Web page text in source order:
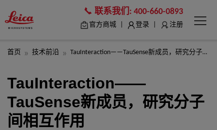
联系我们: 400-660-0893
官方商城 登录 注册
首页 技术前沿 TauInteraction——TauSense新成员，研究分子间相互作用
TauInteraction——
TauSense新成员，研究分子
间相互作用